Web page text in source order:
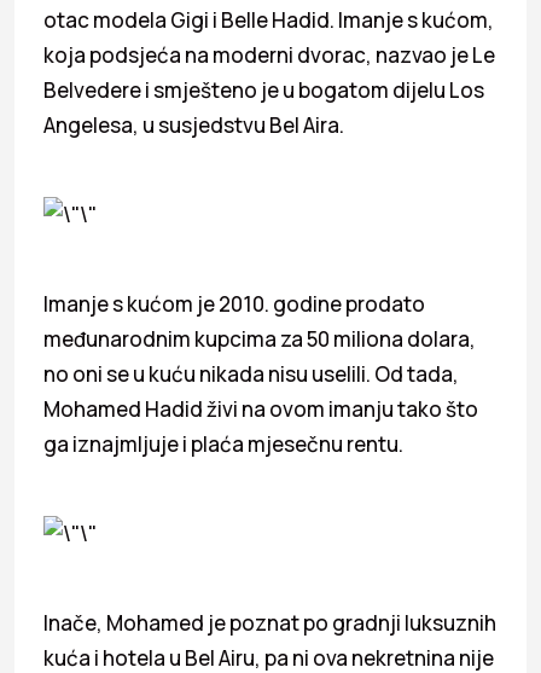
otac modela Gigi i Belle Hadid. Imanje s kućom,
koja podsjeća na moderni dvorac, nazvao je Le
Belvedere i smješteno je u bogatom dijelu Los
Angelesa, u susjedstvu Bel Aira.
Imanje s kućom je 2010. godine prodato
međunarodnim kupcima za 50 miliona dolara,
no oni se u kuću nikada nisu uselili. Od tada,
Mohamed Hadid živi na ovom imanju tako što
ga iznajmljuje i plaća mjesečnu rentu.
Inače, Mohamed je poznat po gradnji luksuznih
kuća i hotela u Bel Airu, pa ni ova nekretnina nije